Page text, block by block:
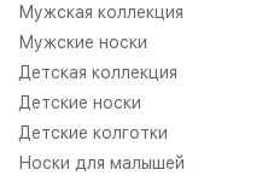
Мужская коллекция
Мужские носки
Детская коллекция
Детские носки
Детские колготки
Носки для малышей